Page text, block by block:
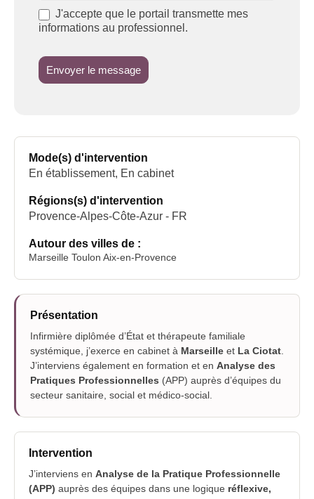
J'accepte que le portail transmette mes
informations au professionnel.
Envoyer le message
Mode(s) d'intervention
En établissement, En cabinet
Régions(s) d'intervention
Provence-Alpes-Côte-Azur - FR
Autour des villes de :
Marseille Toulon Aix-en-Provence
Présentation
Infirmière diplômée d’État et thérapeute familiale
systémique, j’exerce en cabinet à Marseille et La Ciotat
J’interviens également en formation et en Analyse des
Pratiques Professionnelles (APP) auprès d’équipes du
secteur sanitaire, social et médico-social.
Intervention
J’interviens en Analyse de la Pratique Professionnelle
(APP) auprès des équipes dans une logique réflexive,